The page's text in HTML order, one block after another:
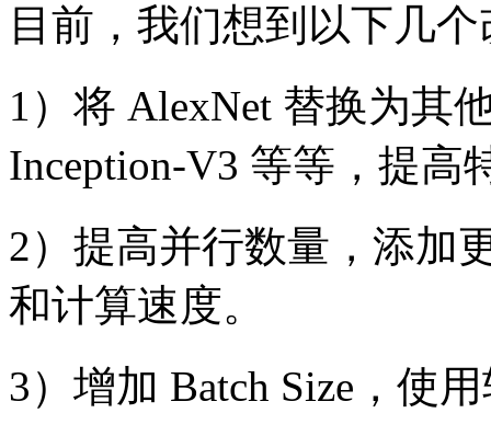
目前，我们想到以下几
1）将 AlexNet 替换为其
Inception-V3 等等，提高
2）提高并行数量，添加
和计算速度。
3）增加 Batch Size，使